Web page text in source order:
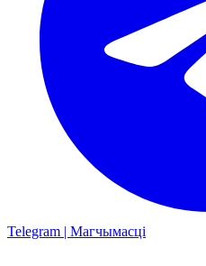
Telegram | Магчымасці